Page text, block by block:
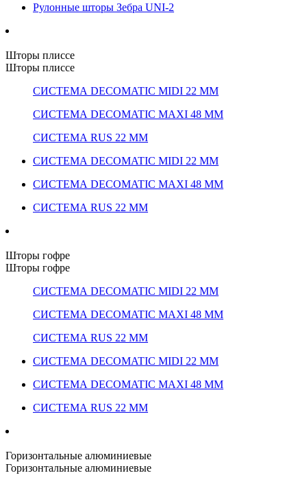
Рулонные шторы Зебра UNI-2
Шторы плиссе
Шторы плиссе
СИСТЕМА DECOMATIC MIDI 22 ММ
СИСТЕМА DECOMATIC MAXI 48 ММ
СИСТЕМА RUS 22 ММ
СИСТЕМА DECOMATIC MIDI 22 ММ
СИСТЕМА DECOMATIC MAXI 48 ММ
СИСТЕМА RUS 22 ММ
Шторы гофре
Шторы гофре
СИСТЕМА DECOMATIC MIDI 22 ММ
СИСТЕМА DECOMATIC MAXI 48 ММ
СИСТЕМА RUS 22 ММ
СИСТЕМА DECOMATIC MIDI 22 ММ
СИСТЕМА DECOMATIC MAXI 48 ММ
СИСТЕМА RUS 22 ММ
Горизонтальные алюминиевые
Горизонтальные алюминиевые